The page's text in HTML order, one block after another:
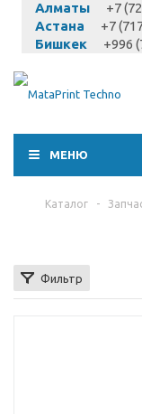
Алматы
+7
Астана
+7
Бишкек
+996
МЕНЮ
Каталог -
Фильтр